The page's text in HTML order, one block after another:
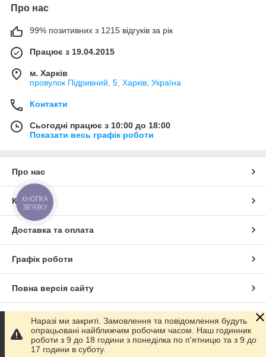
Про нас
99% позитивних з 1215 відгуків за рік
Працює з 19.04.2015
м. Харків
провулок Підривний, 5, Харків, Україна
Контакти
Сьогодні працює з 10:00 до 18:00
Показати весь графік роботи
Про нас
Контакти
Доставка та оплата
Графік роботи
Повна версія сайту
Сайт створено на маркетплейсі Prom.ua
Політика конфіденційності
Наразі ми закриті. Замовлення та повідомлення будуть
опрацьовані найближчим робочим часом. Наш годинник
роботи з 9 до 18 години з понеділка по п'ятницю та з 9 до
17 години в суботу.
КНОПКА
ЗВ'ЯЗКУ